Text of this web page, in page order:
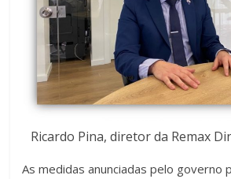
Ricardo Pina, diretor da Remax
As medidas anunciadas pelo governo